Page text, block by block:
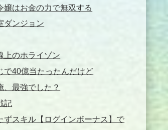
嬢はお金の力で無双する
ダンジョン
上のホライゾン
で40億当たったんだけど
、最強でした？
記
ずスキル【ログインボーナス】で